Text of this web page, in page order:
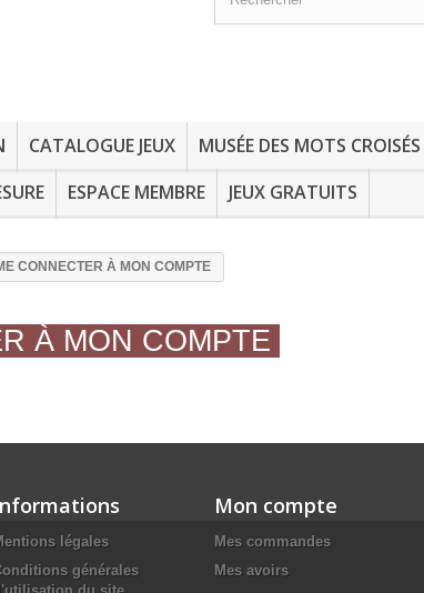
CATALOGUE JEUX MUSÉE DES MOTS CROISÉS
ESPACE MEMBRE JEUX GRATUITS
CONNECTER À MON COMPTE
À MON COMPTE
légales
générales
Mon compte
Mes commandes
Mes avoirs